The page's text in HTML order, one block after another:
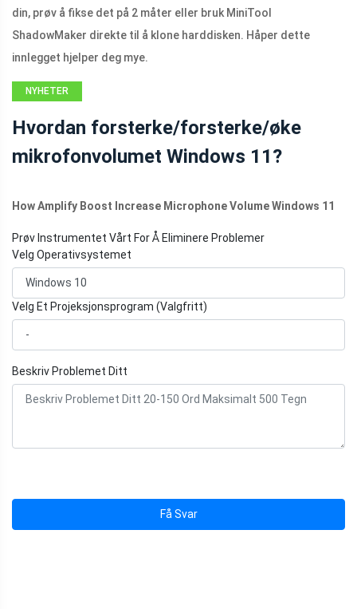
din, prøv å fikse det på 2 måter eller bruk MiniTool
ShadowMaker direkte til å klone harddisken. Håper dette
innlegget hjelper deg mye.
NYHETER
Hvordan forsterke/forsterke/øke
mikrofonvolumet Windows 11?
How Amplify Boost Increase Microphone Volume Windows 11
Prøv Instrumentet Vårt For Å Eliminere Problemer
Velg Operativsystemet
Velg Et Projeksjonsprogram (Valgfritt)
Beskriv Problemet Ditt
Få Svar